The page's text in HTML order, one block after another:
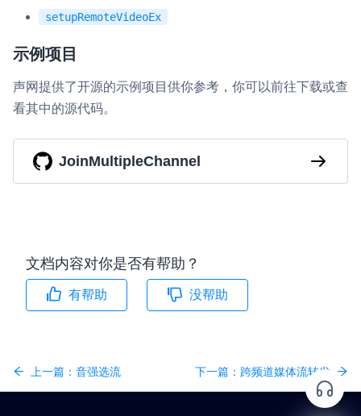
setupRemoteVideoEx
示例项目
声网提供了开源的示例项目供你参考，你可以前往下载或查
看其中的源代码。
JoinMultipleChannel
文档内容对你是否有帮助？
有帮助 没帮助
上一篇： 音强选流 下一篇： 跨频道媒体流转发